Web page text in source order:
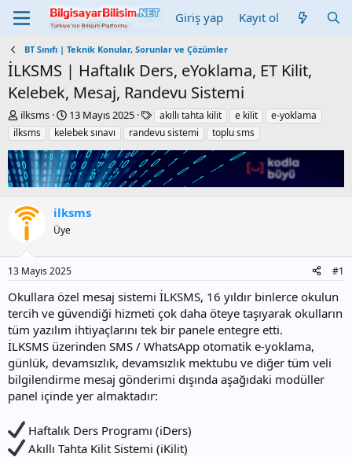
Giriş yap Kayıt ol
BT Sınıfı | Teknik Konular, Sorunlar ve Çözümler
İLKSMS | Haftalık Ders, eYoklama, ET Kilit,
Kelebek, Mesaj, Randevu Sistemi
K
o
n
b
u
y
b
a
l
a
t
a
n
ilksms
B
a
ş
l
a
n
ı
ç
a
r
i
h
i
13 Mayıs 2025
E
t
i
k
e
t
akıllı tahta kilit e kilit
e-yoklama
ilksms
kelebek sınavı randevu sistemi toplu sms
ilksms
Üye
13 Mayıs 2025 #1
Okullara özel mesaj sistemi İLKSMS, 16 yıldır binlerce okulun
tercih ve güvendiği hizmeti çok daha öteye taşıyarak okulların
tüm yazılım ihtiyaçlarını tek bir panele entegre etti.
İLKSMS üzerinden SMS / WhatsApp otomatik e-yoklama,
günlük, devamsızlık, devamsızlık mektubu ve diğer tüm veli
bilgilendirme mesaj gönderimi dışında aşağıdaki modüller
panel içinde yer almaktadır:
Haftalık Ders Programı (iDers)
Akıllı Tahta Kilit Sistemi (iKilit)